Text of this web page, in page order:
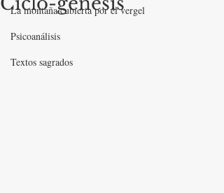
La montaña cubierta por el vergel
Psicoanálisis
Textos sagrados